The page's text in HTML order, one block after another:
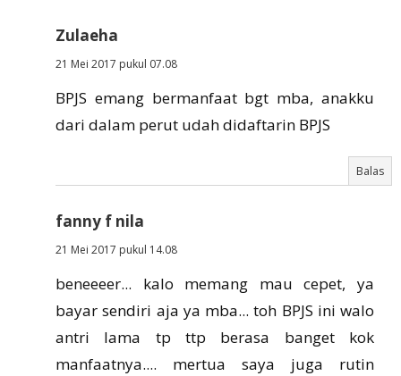
Zulaeha
21 Mei 2017 pukul 07.08
BPJS emang bermanfaat bgt mba, anakku
dari dalam perut udah didaftarin BPJS
Balas
fanny f nila
21 Mei 2017 pukul 14.08
beneeeer... kalo memang mau cepet, ya
bayar sendiri aja ya mba... toh BPJS ini walo
antri lama tp ttp berasa banget kok
manfaatnya.... mertua saya juga rutin